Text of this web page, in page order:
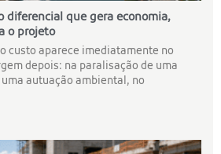
diferencial que gera economia,
o projeto
custo aparece imediatamente no
depois: na paralisação de uma
autuação ambiental, no